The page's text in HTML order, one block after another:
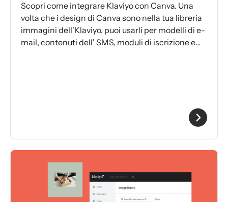
Scopri come integrare Klaviyo con Canva. Una
volta che i design di Canva sono nella tua libreria
immagini dell'Klaviyo, puoi usarli per modelli di e-
mail, contenuti dell' SMS, moduli di iscrizione e